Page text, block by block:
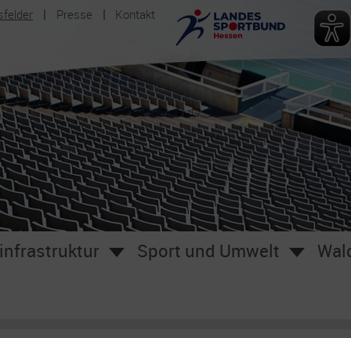
Presse Kontakt
Sport und Umwelt